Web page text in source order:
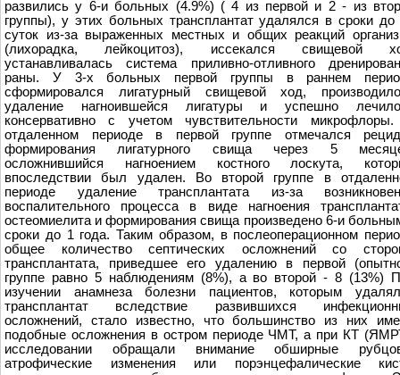
развились у 6-и больных (4.9%) ( 4 из первой и 2 - из
группы), у этих больных трансплантат удалялся в сроки до
суток из-за выраженных местных и общих реакций
(лихорадка, лейкоцитоз), иссекался свищевой
устанавливалась система приливно-отливного
раны. У 3-х больных первой группы в раннем
сформировался лигатурный свищевой ход,
удаление нагноившейся лигатуры и успешно
консервативно с учетом чувствительности
отдаленном периоде в первой группе отмечался
формирования лигатурного свища через 5
осложнившийся нагноением костного лоскута,
впоследствии был удален. Во второй группе в
периоде удаление трансплантата из-за
воспалительного процесса в виде нагноения
остеомиелита и формирования свища произведено 6-и
сроки до 1 года. Таким образом, в послеоперационном
общее количество септических осложнений со
трансплантата, приведшее его удалению в первой
группе равно 5 наблюдениям (8%), а во второй - 8 (13%)
изучении анамнеза болезни пациентов, которым
трансплантат вследствие развившихся
осложнений, стало известно, что большинство из них
подобные осложнения в остром периоде ЧМТ, а при КТ
исследовании обращали внимание обширные
атрофические изменения или порэнцефалические